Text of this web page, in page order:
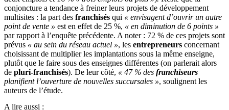
conjoncture a tendance à freiner leurs projets de développement
multisites : la part des franchisés qui « envisagent d’ouvrir un autre
point de vente » est en effet de 25 %, « en diminution de 6 points »
par rapport à l’enquête précédente. A noter : 72 % de ces projets sont
prévus « au sein du réseau actuel », les entrepreneurs concernant
choisissant de multiplier les implantations sous la même enseigne,
plutôt que le faire sous des enseignes différentes (on parlerait alors
de pluri-franchisés). De leur côté, « 47 % des franchiseurs
planifient l’ouverture de nouvelles succursales », soulignent les
auteurs de l’étude.
A lire aussi :